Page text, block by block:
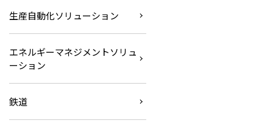
生産自動化ソリューション
エネルギーマネジメントソリュ
ーション
鉄道